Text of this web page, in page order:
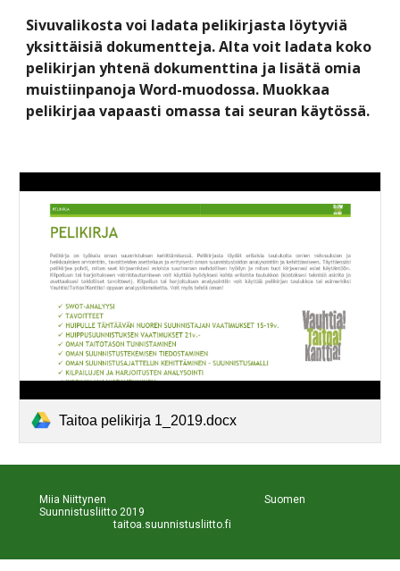
Sivuvalikosta voi ladata pelikirjasta löytyviä
yksittäisiä dokumentteja. Alta voit ladata koko
pelikirjan yhtenä dokumenttina ja lisätä omia
muistiinpanoja Word-muodossa. Muokkaa
pelikirjaa vapaasti omassa tai seuran käytössä.
Taitoa pelikirja 1_2019.docx
Miia Niittynen                                                           Suomen
Suunnistusliitto 2019
taitoa.suunnistusliitto.fi